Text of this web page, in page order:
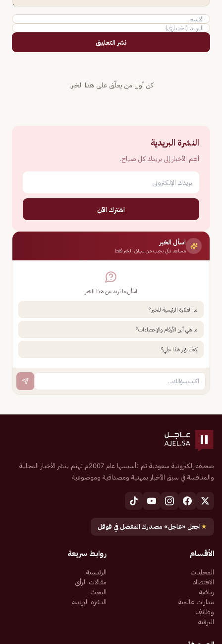
نشر التعليق
كن أول من يعلّق على هذا الخبر.
النشرة البريدية
أهم الأخبار إلى بريدك كل صباح.
اشترك الآن
اسأل الخبر
مساعد ذكي يجيب من سياق الخبر فقط
اسأل ما تريد عن هذا الخبر
ما الفكرة الرئيسية للخبر؟
ما هي أبرز الأرقام والإحصاءات؟
كيف يؤثر هذا علي؟
صحيفة إلكترونية سعودية تم تأسيسها عام 2007م تهتم بنشر الأخبار المحلية
والمنافسة في سبق الأخبار بمهنية ومصداقية وموضوعية
★اجعل «عاجل» مصدرك المفضل في قوقل
الأقسام
المحليات
الاقتصاد
رياضة
مدارات عالمية
وظائف
الترفيه
روابط سريعة
الرئيسية
مقالات الرأي
البحث
النشرة البريدية